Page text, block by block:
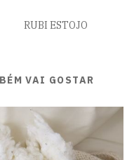
RUBI ESTOJO
VAI GOSTAR